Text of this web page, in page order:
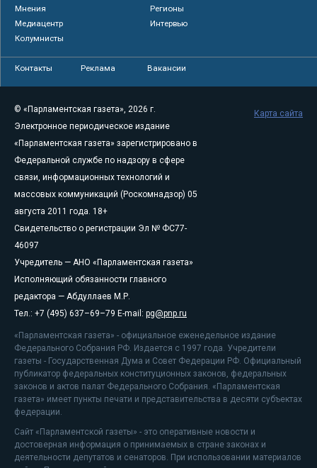
Мнения
Регионы
Медиацентр
Интервью
Колумнисты
Контакты Реклама Вакансии
© «Парламентская газета», 2026 г.
Электронное периодическое издание
«Парламентская газета» зарегистрировано в
Федеральной службе по надзору в сфере
связи, информационных технологий и
массовых коммуникаций (Роскомнадзор) 05
августа 2011 года. 18+
Свидетельство о регистрации Эл № ФС77-
46097
Учредитель — АНО «Парламентская газета»
Исполняющий обязанности главного
редактора — Абдуллаев М.Р.
Тел.: +7 (495) 637–69–79 E-mail: pg@pnp.ru
«Парламентская газета» - официальное еженедельное издание
Федерального Собрания РФ. Издается с 1997 года. Учредители
газеты - Государственная Дума и Совет Федерации РФ. Официальный
публикатор федеральных конституционных законов, федеральных
законов и актов палат Федерального Собрания. «Парламентская
газета» имеет пункты печати и представительства в десяти субъектах
федерации.
Сайт «Парламентской газеты» - это оперативные новости и
достоверная информация о принимаемых в стране законах и
деятельности депутатов и сенаторов. При использовании материалов
Карта сайта